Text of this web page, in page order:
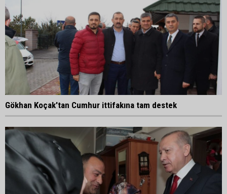
Gökhan Koçak'tan Cumhur ittifakına tam destek